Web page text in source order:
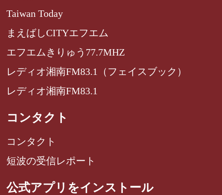
Taiwan Today
まえばしCITYエフエム
エフエムきりゅう77.7MHZ
レディオ湘南FM83.1（フェイスブック）
レディオ湘南FM83.1
コンタクト
コンタクト
短波の受信レポート
公式アプリをインストール